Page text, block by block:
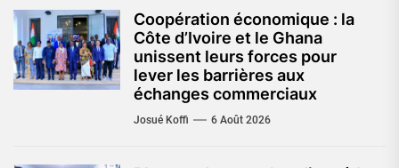
Coopération économique : la
Côte d’Ivoire et le Ghana
unissent leurs forces pour
lever les barrières aux
échanges commerciaux
Josué Koffi 6 Août 2026